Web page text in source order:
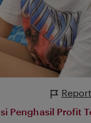
Penghasil Profit